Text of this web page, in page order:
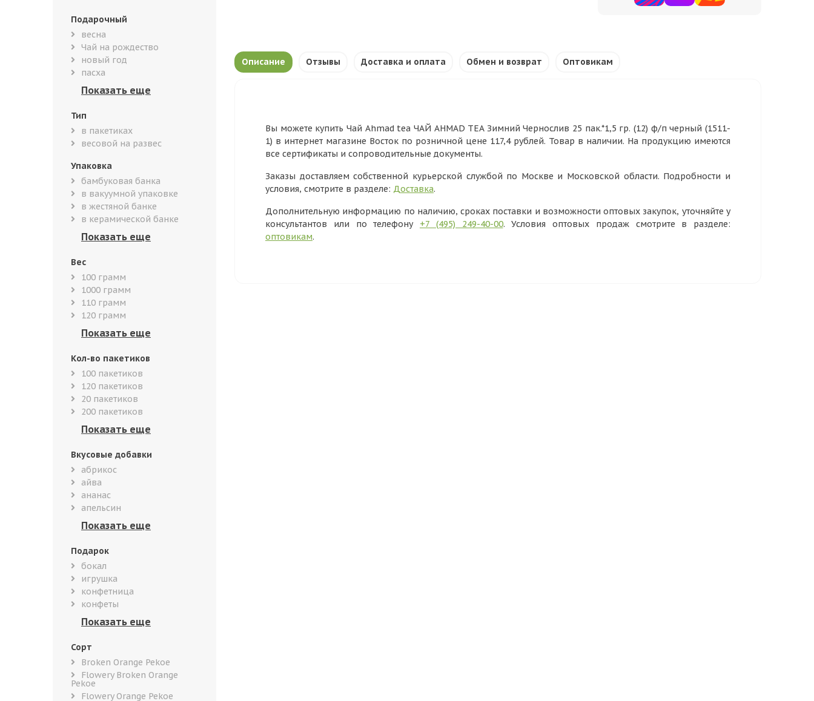
Подарочный
весна
Чай на рождество
новый год
пасха
Тип
в пакетиках
весовой на развес
Упаковка
бамбуковая банка
в вакуумной упаковке
в жестяной банке
в керамической банке
Вес
100 грамм
1000 грамм
110 грамм
120 грамм
Кол-во пакетиков
100 пакетиков
120 пакетиков
20 пакетиков
200 пакетиков
Вкусовые добавки
абрикос
айва
ананас
апельсин
Подарок
бокал
игрушка
конфетница
конфеты
Сорт
Broken Orange Pekoe
Flowery Broken Orange
Pekoe
Flowery Orange Pekoe
Описание Отзывы Доставка и оплата Обмен и возврат Оптовикам
Вы можете купить Чай Ahmad tea ЧАЙ AHMAD TEA Зимний Чернослив 25 пак.*1,5 гр. (12) ф/п черный (1511-
1) в интернет магазине Восток по розничной цене 117,4 рублей. Товар в наличии. На продукцию имеются
все сертификаты и сопроводительные документы.
Заказы доставляем собственной курьерской службой по Москве и Московской области. Подробности и
условия, смотрите в разделе: Доставка.
Дополнительную информацию по наличию, сроках поставки и возможности оптовых закупок, уточняйте у
консультантов или по телефону +7 (495) 249-40-00. Условия оптовых продаж смотрите в разделе:
оптовикам.